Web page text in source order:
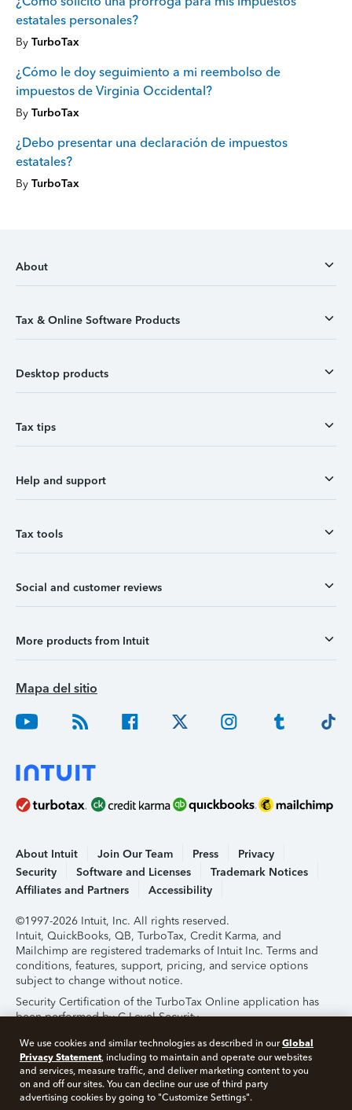
estatales personales?
By TurboTax
¿Cómo le doy seguimiento a mi reembolso de
impuestos de Virginia Occidental?
By TurboTax
¿Debo presentar una declaración de impuestos
estatales?
By TurboTax
About
Tax & Online Software Products
Desktop products
Tax tips
Help and support
Tax tools
Social and customer reviews
More products from Intuit
Mapa del sitio
About Intuit Join Our Team Press
Privacy
Security
Software and Licenses
Trademark Notices
Affiliates and Partners
Accessibility
©1997-2026 Intuit, Inc. All rights reserved.
Intuit, QuickBooks, QB, TurboTax, Credit Karma, and
Mailchimp are registered trademarks of Intuit Inc. Terms and
conditions, features, support, pricing, and service options
subject to change without notice.
Security Certification of the TurboTax Online application has
been performed by C-Level Security.
By accessing and using this page you agree to the
Terms of
Use.
About Cookies Manage Cookies
We use cookies and similar technologies as described in ourGlobal
Privacy Statement, including to maintain and operate our websites
and services, measure traffic, and deliver marketing content to you
on and off our sites. You can decline our use of third party
advertising cookies by going to "Customize Settings".